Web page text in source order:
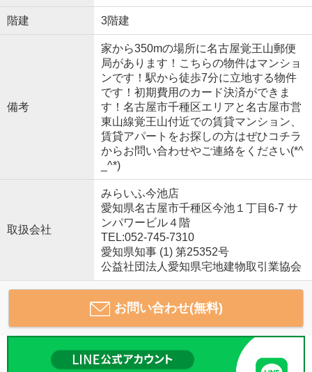
階建 3階建
備考
家から350mの場所に名古屋覚王山郵便
局があります！こちらの物件はマンショ
ンです！駅から徒歩7分に立地する物件
です！初期費用のカード決済ができま
す！名古屋市千種区エリアと名古屋市営
東山線覚王山付近での賃貸マンション、
賃貸アパートをお探しの方はぜひコチラ
からお問い合わせやご連絡をください(*^
_^*)
取扱会社
みらいふ今池店
愛知県名古屋市千種区今池１丁目6-7 サ
ンパワービル４階
TEL:052-745-7310
愛知県知事 (1) 第25352号
公益社団法人愛知県宅地建物取引業協会
お問い合わせ(無料)